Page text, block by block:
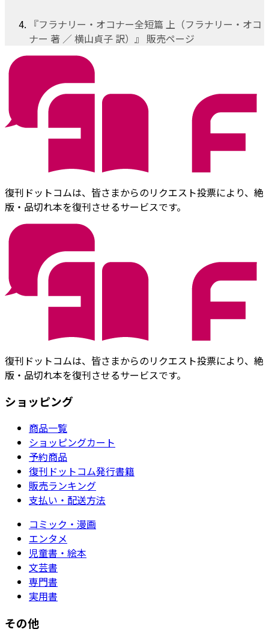
『フラナリー・オコナー全短篇 上（フラナリー・オコ
ナー 著 ／ 横山貞子 訳）』 販売ページ
復刊ドットコムは、皆さまからのリクエスト投票により、絶
版・品切れ本を復刊させるサービスです。
復刊ドットコムは、皆さまからのリクエスト投票により、絶
版・品切れ本を復刊させるサービスです。
ショッピング
商品一覧
ショッピングカート
予約商品
復刊ドットコム発行書籍
販売ランキング
支払い・配送方法
コミック・漫画
エンタメ
児童書・絵本
文芸書
専門書
実用書
その他